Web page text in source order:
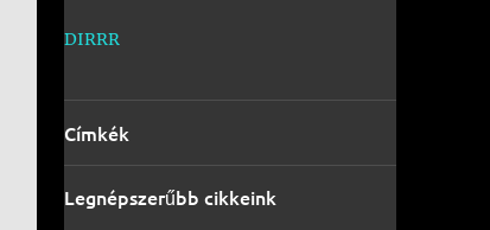
DIRRR
Címkék
Legnépszerűbb cikkeink